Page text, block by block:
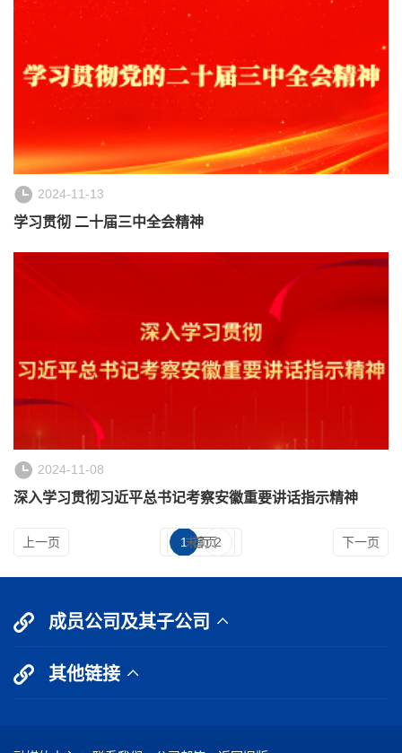
2024-11-13
学习贯彻 二十届三中全会精神
2024-11-08
深入学习贯彻习近平总书记考察安徽重要讲话指示精神
首页
上一页 1 2 下一页
末页
成员公司及其子公司
其他链接